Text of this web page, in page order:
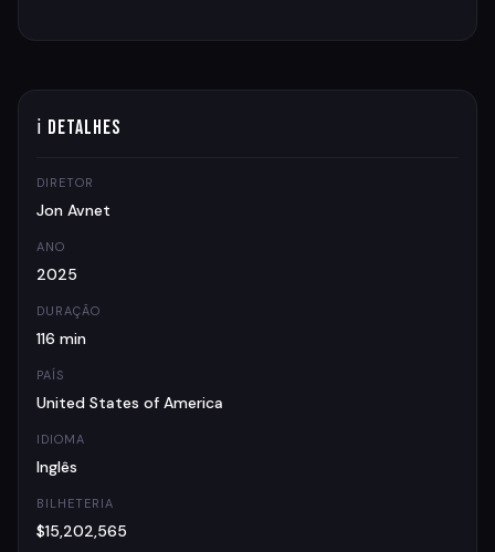
ℹ Detalhes
DIRETOR
Jon Avnet
ANO
2025
DURAÇÃO
116 min
PAÍS
United States of America
IDIOMA
Inglês
BILHETERIA
$15,202,565